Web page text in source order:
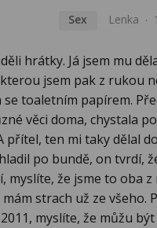
Sex Lenka
hrátky. Já jsem mu
jsem pak z rukou
toaletním papírem.
věci doma, chystala
ten mi taky dělal
po bundě, on tvrdí,
myslíte, že jsme to oba
strach už ze všeho.
myslíte, že můžu být